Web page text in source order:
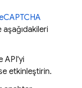
aşağıdakileri
API'yi
etkinleştirin.